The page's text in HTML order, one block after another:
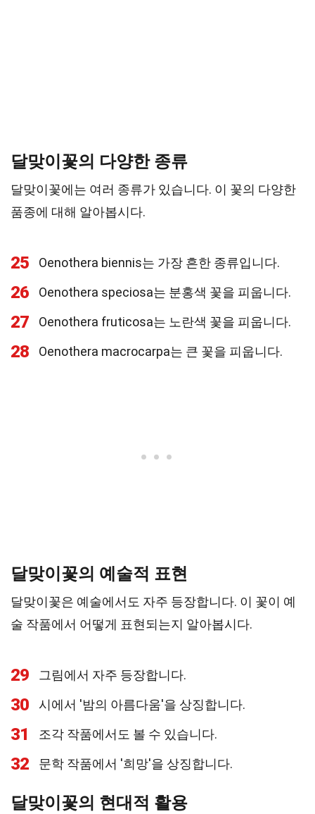
달맞이꽃의 다양한 종류
달맞이꽃에는 여러 종류가 있습니다. 이 꽃의 다양한
품종에 대해 알아봅시다.
25 Oenothera biennis는 가장 흔한 종류입니다.
26 Oenothera speciosa는 분홍색 꽃을 피웁니다.
27 Oenothera fruticosa는 노란색 꽃을 피웁니다.
28 Oenothera macrocarpa는 큰 꽃을 피웁니다.
달맞이꽃의 예술적 표현
달맞이꽃은 예술에서도 자주 등장합니다. 이 꽃이 예
술 작품에서 어떻게 표현되는지 알아봅시다.
29 그림에서 자주 등장합니다.
30 시에서 '밤의 아름다움'을 상징합니다.
31 조각 작품에서도 볼 수 있습니다.
32 문학 작품에서 '희망'을 상징합니다.
달맞이꽃의 현대적 활용